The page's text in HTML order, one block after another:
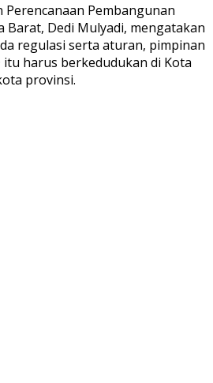
Pembangunan
Barat, Dedi Mulyadi, mengatakan
regulasi serta aturan, pimpinan
harus berkedudukan di Kota
provinsi.